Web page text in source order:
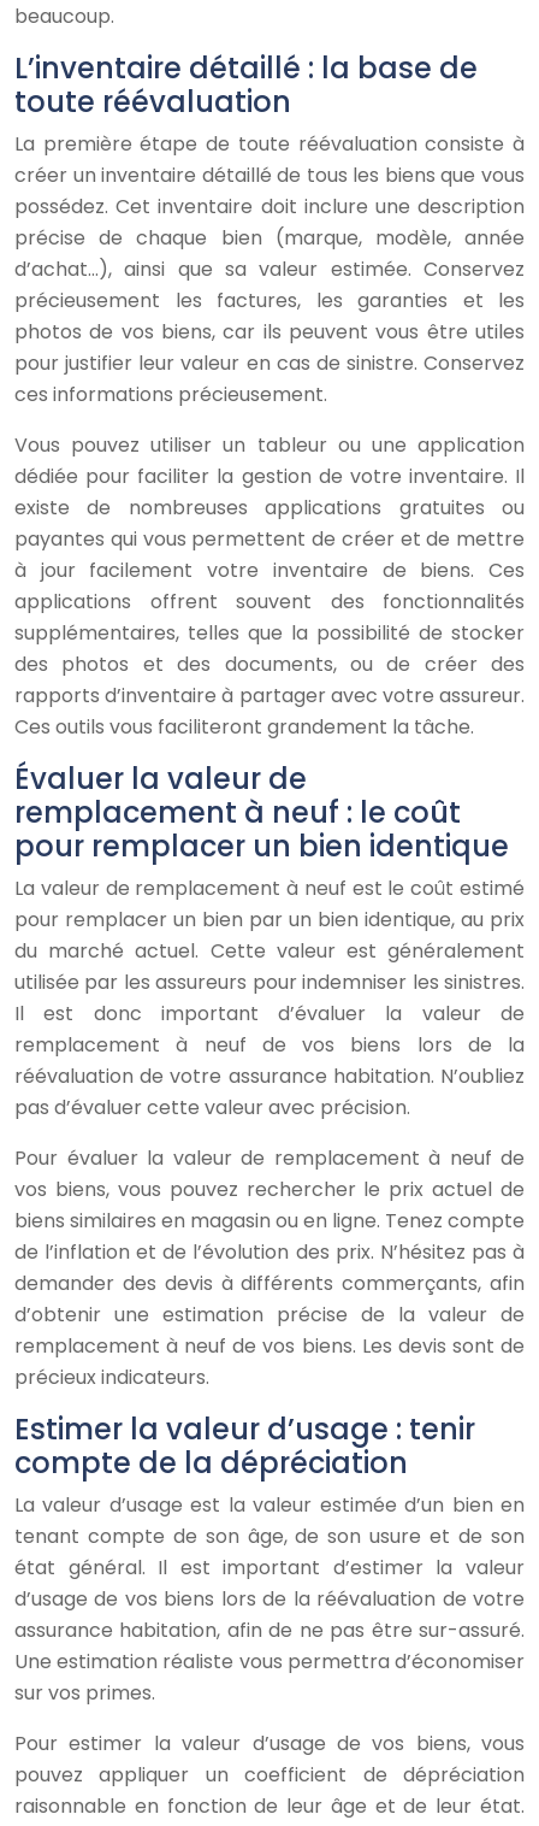
beaucoup.
L’inventaire détaillé : la base de
toute réévaluation
La première étape de toute réévaluation consiste à
créer un inventaire détaillé de tous les biens que vous
possédez. Cet inventaire doit inclure une description
précise de chaque bien (marque, modèle, année
d’achat…), ainsi que sa valeur estimée. Conservez
précieusement les factures, les garanties et les
photos de vos biens, car ils peuvent vous être utiles
pour justifier leur valeur en cas de sinistre. Conservez
ces informations précieusement.
Vous pouvez utiliser un tableur ou une application
dédiée pour faciliter la gestion de votre inventaire. Il
existe de nombreuses applications gratuites ou
payantes qui vous permettent de créer et de mettre
à jour facilement votre inventaire de biens. Ces
applications offrent souvent des fonctionnalités
supplémentaires, telles que la possibilité de stocker
des photos et des documents, ou de créer des
rapports d’inventaire à partager avec votre assureur.
Ces outils vous faciliteront grandement la tâche.
Évaluer la valeur de
remplacement à neuf : le coût
pour remplacer un bien identique
La valeur de remplacement à neuf est le coût estimé
pour remplacer un bien par un bien identique, au prix
du marché actuel. Cette valeur est généralement
utilisée par les assureurs pour indemniser les sinistres.
Il est donc important d’évaluer la valeur de
remplacement à neuf de vos biens lors de la
réévaluation de votre assurance habitation. N’oubliez
pas d’évaluer cette valeur avec précision.
Pour évaluer la valeur de remplacement à neuf de
vos biens, vous pouvez rechercher le prix actuel de
biens similaires en magasin ou en ligne. Tenez compte
de l’inflation et de l’évolution des prix. N’hésitez pas à
demander des devis à différents commerçants, afin
d’obtenir une estimation précise de la valeur de
remplacement à neuf de vos biens. Les devis sont de
précieux indicateurs.
Estimer la valeur d’usage : tenir
compte de la dépréciation
La valeur d’usage est la valeur estimée d’un bien en
tenant compte de son âge, de son usure et de son
état général. Il est important d’estimer la valeur
d’usage de vos biens lors de la réévaluation de votre
assurance habitation, afin de ne pas être sur-assuré.
Une estimation réaliste vous permettra d’économiser
sur vos primes.
Pour estimer la valeur d’usage de vos biens, vous
pouvez appliquer un coefficient de dépréciation
raisonnable en fonction de leur âge et de leur état.